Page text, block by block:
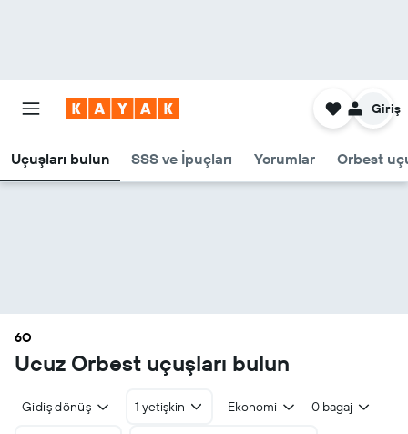
Uçuşları bulun SSS ve İpuçları Yorumlar Orbest
Giriş
6O
Ucuz Orbest uçuşları bulun
Gidiş dönüş 1 yetişkin Ekonomi 0 bagaj